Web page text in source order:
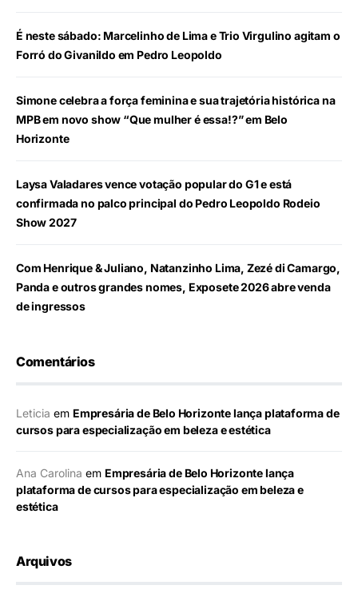
É neste sábado: Marcelinho de Lima e Trio Virgulino agitam o
Forró do Givanildo em Pedro Leopoldo
Simone celebra a força feminina e sua trajetória histórica na
MPB em novo show “Que mulher é essa!?” em Belo
Horizonte
Laysa Valadares vence votação popular do G1 e está
confirmada no palco principal do Pedro Leopoldo Rodeio
Show 2027
Com Henrique & Juliano, Natanzinho Lima, Zezé di Camargo,
Panda e outros grandes nomes, Exposete 2026 abre venda
de ingressos
Comentários
Leticia em Empresária de Belo Horizonte lança plataforma de
cursos para especialização em beleza e estética
Ana Carolina em Empresária de Belo Horizonte lança
plataforma de cursos para especialização em beleza e
estética
Arquivos